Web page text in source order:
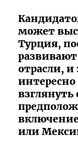
может
Турция,
отрасли,
или